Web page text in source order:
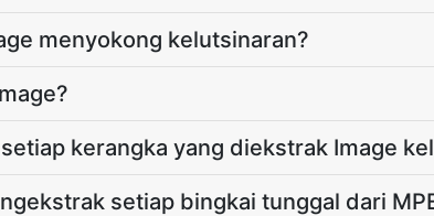
menyokong kelutsinaran?
kerangka yang diekstrak Image
setiap bingkai tunggal dari